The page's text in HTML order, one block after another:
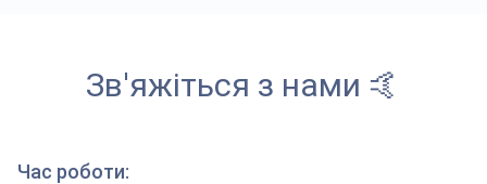
Зв'яжіться з нами 🤙
Час роботи: